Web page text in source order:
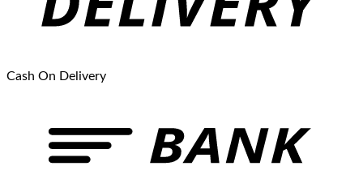
Cash On Delivery